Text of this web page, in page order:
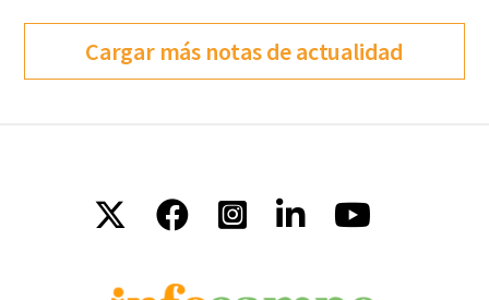
Cargar más notas de actualidad